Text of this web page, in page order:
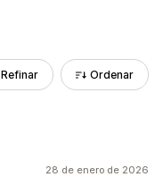
Refinar Ordenar
28 de enero de 2026